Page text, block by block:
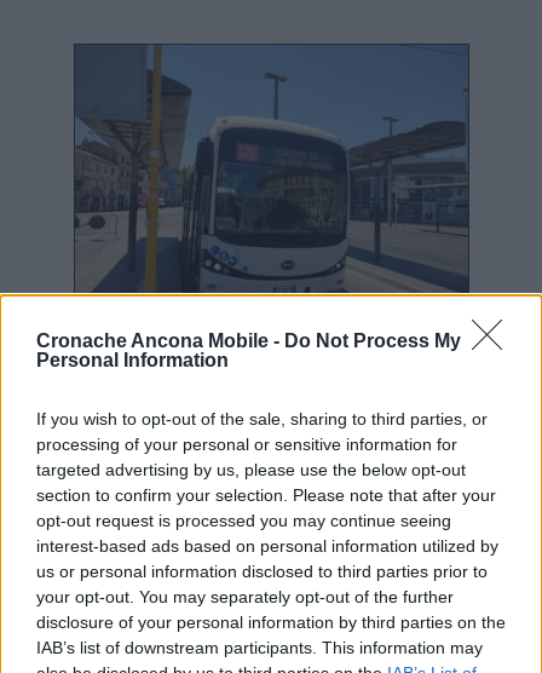
Cronache Ancona Mobile - Do Not Process My
Personal Information
If you wish to opt-out of the sale, sharing to third parties, or
processing of your personal or sensitive information for
targeted advertising by us, please use the below opt-out
section to confirm your selection. Please note that after your
opt-out request is processed you may continue seeing
interest-based ads based on personal information utilized by
us or personal information disclosed to third parties prior to
your opt-out. You may separately opt-out of the further
disclosure of your personal information by third parties on the
IAB’s list of downstream participants. This information may
«Il ripristino dell’anello filoviario risulta
produzione del servizio filoviario in
vetture/km che andranno a sostituire servizi
oggi svolti con autobus equipaggiati con
motore a combustione interna, assicurando
un diretto vantaggio in termini di emissioni
atmosferiche ed acustiche.- si legge nella
relazione tecnica allegata ad una recente
delibera della giunta – L’anello filoviario
risulta quindi, in prospettiva già di breve